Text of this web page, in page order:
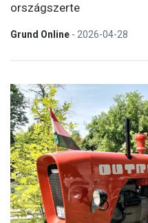
országszerte
Grund Online - 2026-04-28